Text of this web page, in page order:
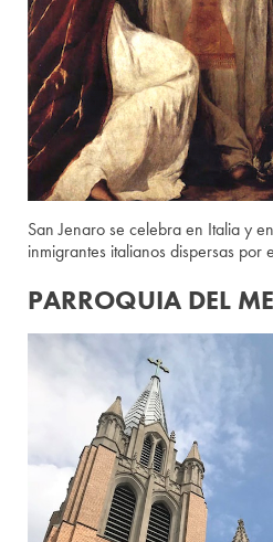
San Jenaro se celebra en Italia y
inmigrantes italianos dispersas por
PARROQUIA DEL